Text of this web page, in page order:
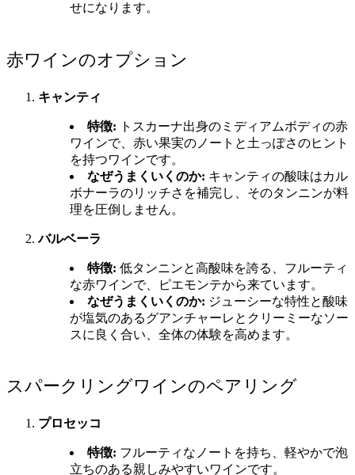
せになります。
赤ワインのオプション
キャンティ
特徴: トスカーナ出身のミディアムボディの赤
ワインで、赤い果実のノートと土っぽさのヒント
を持つワインです。
なぜうまくいくのか: キャンティの酸味はカル
ボナーラのリッチさを補完し、そのタンニンが料
理を圧倒しません。
バルベーラ
特徴: 低タンニンと高酸味を誇る、フルーティ
な赤ワインで、ピエモンテから来ています。
なぜうまくいくのか: ジューシーな特性と酸味
が塩気のあるグアンチャーレとクリーミーなソー
スに良く合い、全体の体験を高めます。
スパークリングワインのペアリング
プロセッコ
特徴: フルーティなノートを持ち、軽やかで泡
立ちのある親しみやすいワインです。